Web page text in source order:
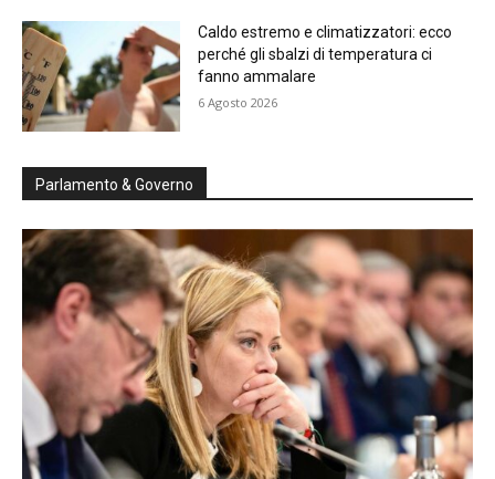
Caldo estremo e climatizzatori: ecco
perché gli sbalzi di temperatura ci
fanno ammalare
6 Agosto 2026
Parlamento & Governo